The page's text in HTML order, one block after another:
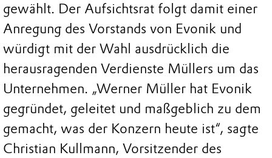
gewählt. Der Aufsichtsrat folgt damit einer
Anregung des Vorstands von Evonik und
würdigt mit der Wahl ausdrücklich die
herausragenden Verdienste Müllers um das
Unternehmen. „Werner Müller hat Evonik
gegründet, geleitet und maßgeblich zu dem
gemacht, was der Konzern heute ist“, sagte
Christian Kullmann, Vorsitzender des